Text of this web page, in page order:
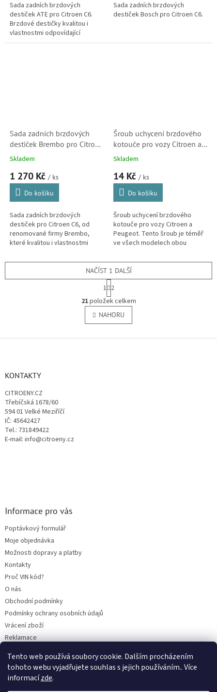
Tento web používá soubory cookie. Dalším procházením
tohoto webu vyjadřujete souhlas s jejich používáním.. Více
informacízde.
Sada zadních brzdových
destiček ATE pro Citroen C6.
Brzdové destičky kvalitou i
vlastnostmi odpovídající
originálním dílům.
Sada zadních brzdových
destiček Bosch pro Citroen C6.
Sada zadních brzdových
destiček Brembo pro Citroen
C6 (425329)
Skladem
1 270 Kč / ks
Do košíku
Sada zadních brzdových
destiček pro Citroen C6, od
renomované firmy Brembo,
které kvalitou i vlastnostmi
Šroub uchycení brzdového
kotouče pro vozy Citroen a
Peugeot (690536, 11671K)
Skladem
14 Kč / ks
Do košíku
Šroub uchycení brzdového
kotouče pro vozy Citroen a
Peugeot. Tento šroub je téměř
ve všech modelech obou
O
v
l
á
NAČÍST 1 DALŠÍ
S
t
r
á
n
k
v
1 2
21položek celkem
NAHORU
KONTAKTY
CITROENY.CZ
Třebíčská 1678/60
594 01 Velké Meziříčí
IČ: 45642427
Tel.: 731849422
E-mail: info@citroeny.cz
Informace pro vás
Poptávkový formulář
Moje objednávka
Možnosti dopravy a platby
Kontakty
Proč VIN kód?
O nás
Obchodní podmínky
Podmínky ochrany osobních údajů
Vrácení zboží
Reklamace
BLOG